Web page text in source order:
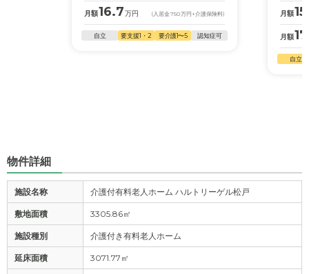
月額16.7万円 (入居金750万円 +介護保険料)
自立 要支援1・2 要介護1〜5 認知症可
月額
月額
自立
物件詳細
施設名称 介護付有料老人ホーム ハルトリーゲル松戸
敷地面積 3305.86㎡
施設種別 介護付き有料老人ホーム
延床面積 3071.77㎡